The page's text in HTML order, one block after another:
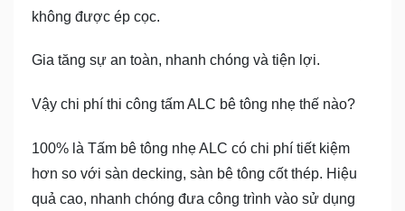
không được ép cọc.
Gia tăng sự an toàn, nhanh chóng và tiện lợi.
Vậy chi phí thi công tấm ALC bê tông nhẹ thế nào?
100% là Tấm bê tông nhẹ ALC có chi phí tiết kiệm
hơn so với sàn decking, sàn bê tông cốt thép. Hiệu
quả cao, nhanh chóng đưa công trình vào sử dụng